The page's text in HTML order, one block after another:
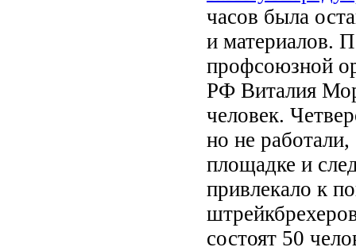
часов была
и материалов.
профсоюзной
РФ Виталия
человек.
но не
площадке и
привлекало к
состоят 50